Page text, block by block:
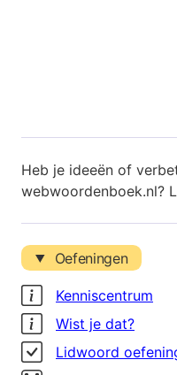
Heb je ideeën of
webwoordenboek.nl?
Oefeningen
Kenniscentrum
Wist je dat?
Lidwoord